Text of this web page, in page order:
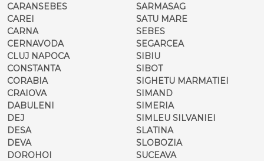
CARANSEBES
CAREI
CARNA
CERNAVODA
CLUJ NAPOCA
CONSTANTA
CORABIA
CRAIOVA
DABULENI
DEJ
DESA
DEVA
DOROHOI
SARMASAG
SATU MARE
SEBES
SEGARCEA
SIBIU
SIBOT
SIGHETU MARMATIEI
SIMAND
SIMERIA
SIMLEU SILVANIEI
SLATINA
SLOBOZIA
SUCEAVA